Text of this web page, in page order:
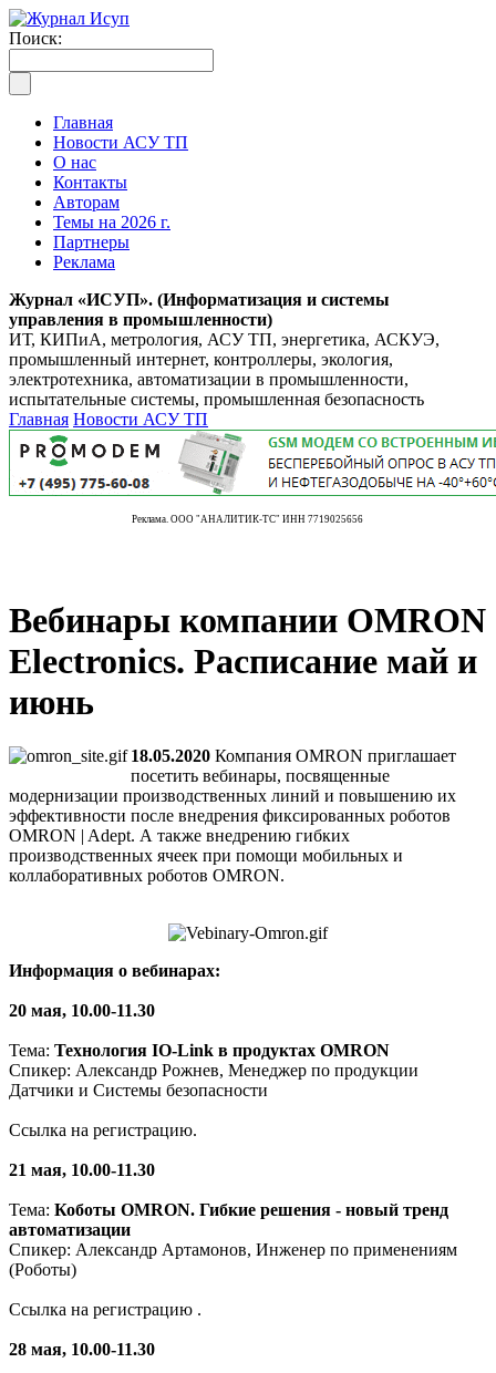
Поиск:
Главная
Новости АСУ ТП
О нас
Контакты
Авторам
Темы на 2026 г.
Партнеры
Реклама
Журнал «ИСУП». (Информатизация и системы
управления в промышленности)
ИТ, КИПиА, метрология, АСУ ТП, энергетика, АСКУЭ,
промышленный интернет, контроллеры, экология,
электротехника, автоматизации в промышленности,
испытательные системы, промышленная безопасность
Главная Новости АСУ ТП
Реклама. ООО "АНАЛИТИК-ТС" ИНН 7719025656
Вебинары компании OMRON
Electronics. Расписание май и
июнь
18.05.2020 Компания OMRON приглашает
посетить вебинары, посвященные
модернизации производственных линий и повышению их
эффективности после внедрения фиксированных роботов
OMRON | Adept. А также внедрению гибких
производственных ячеек при помощи мобильных и
коллаборативных роботов OMRON.
Информация о вебинарах:
20 мая, 10.00-11.30
Тема: Технология IO-Link в продуктах OMRON
Спикер: Александр Рожнев, Менеджер по продукции
Датчики и Системы безопасности
Ссылка на регистрацию.
21 мая, 10.00-11.30
Тема: Коботы OMRON. Гибкие решения - новый тренд
автоматизации
Спикер: Александр Артамонов, Инженер по применениям
(Роботы)
Ссылка на регистрацию .
28 мая, 10.00-11.30